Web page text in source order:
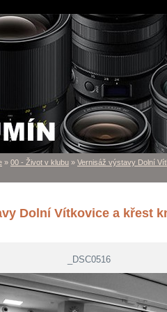
» 00 - Život v klubu » Vernisáž výstavy Dolní
Dolní Vítkovice a křest
_DSC0516